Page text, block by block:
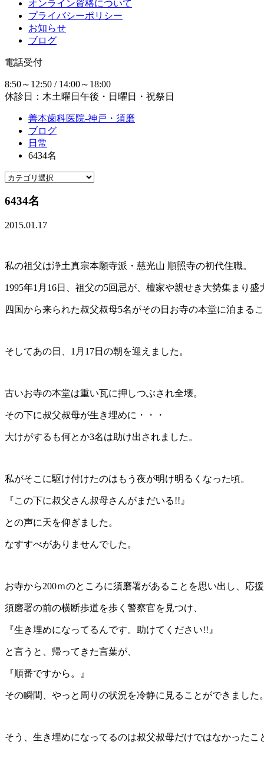
オンライン資格について
プライバシーポリシー
お知らせ
ブログ
電話受付
8:50～12:50 / 14:00～18:00
休診日：木土曜日午後・日曜日・祝祭日
善本歯科医院-神戸・須磨
ブログ
日常
6434名
6434名
2015.01.17
私の祖父は浄土真宗本願寺派・慈光山 順照寺の初代住職。
1995年1月16日、祖父の5回忌が、檀家や親せき大勢集まり盛
四国から来られた叔父叔母5名がその日お寺の本堂に泊まる
そしてあの日、1月17日の朝を迎えました。
古いお寺の本堂は重い瓦に押しつぶされ全壊。
その下に叔父叔母が生き埋めに・・・
大けがするも何とか3名は助け出されました。
私がそこに駆け付けたのはもう夜が明け明るくなった頃。
『この下に叔父さん叔母さんがまだいる!!』
との声に天を仰ぎました。
なすすべがありませんでした。
お寺から200ｍのところに須磨署があることを思い出し、応
須磨署の前の横断歩道を歩く警察官を見つけ、
『生き埋めになってるんです。助けてください!!』
と言うと、帰ってきた言葉が、
『順番ですから。』
その瞬間、やっと周りの状況を冷静に見ることができました。
そう、生き埋めになってるのは叔父叔母だけではなかったこ